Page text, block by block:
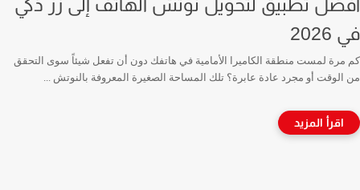
أفضل تطبيق لتحويل نوتش الهاتف إلى زر ذكي
في 2026
كم مرة لمست منطقة الكاميرا الأمامية في هاتفك دون أن تفعل شيئاً سوى التحقق
من الوقت أو مجرد عادة عابرة؟ تلك المساحة الصغيرة المعروفة بالنوتش ...